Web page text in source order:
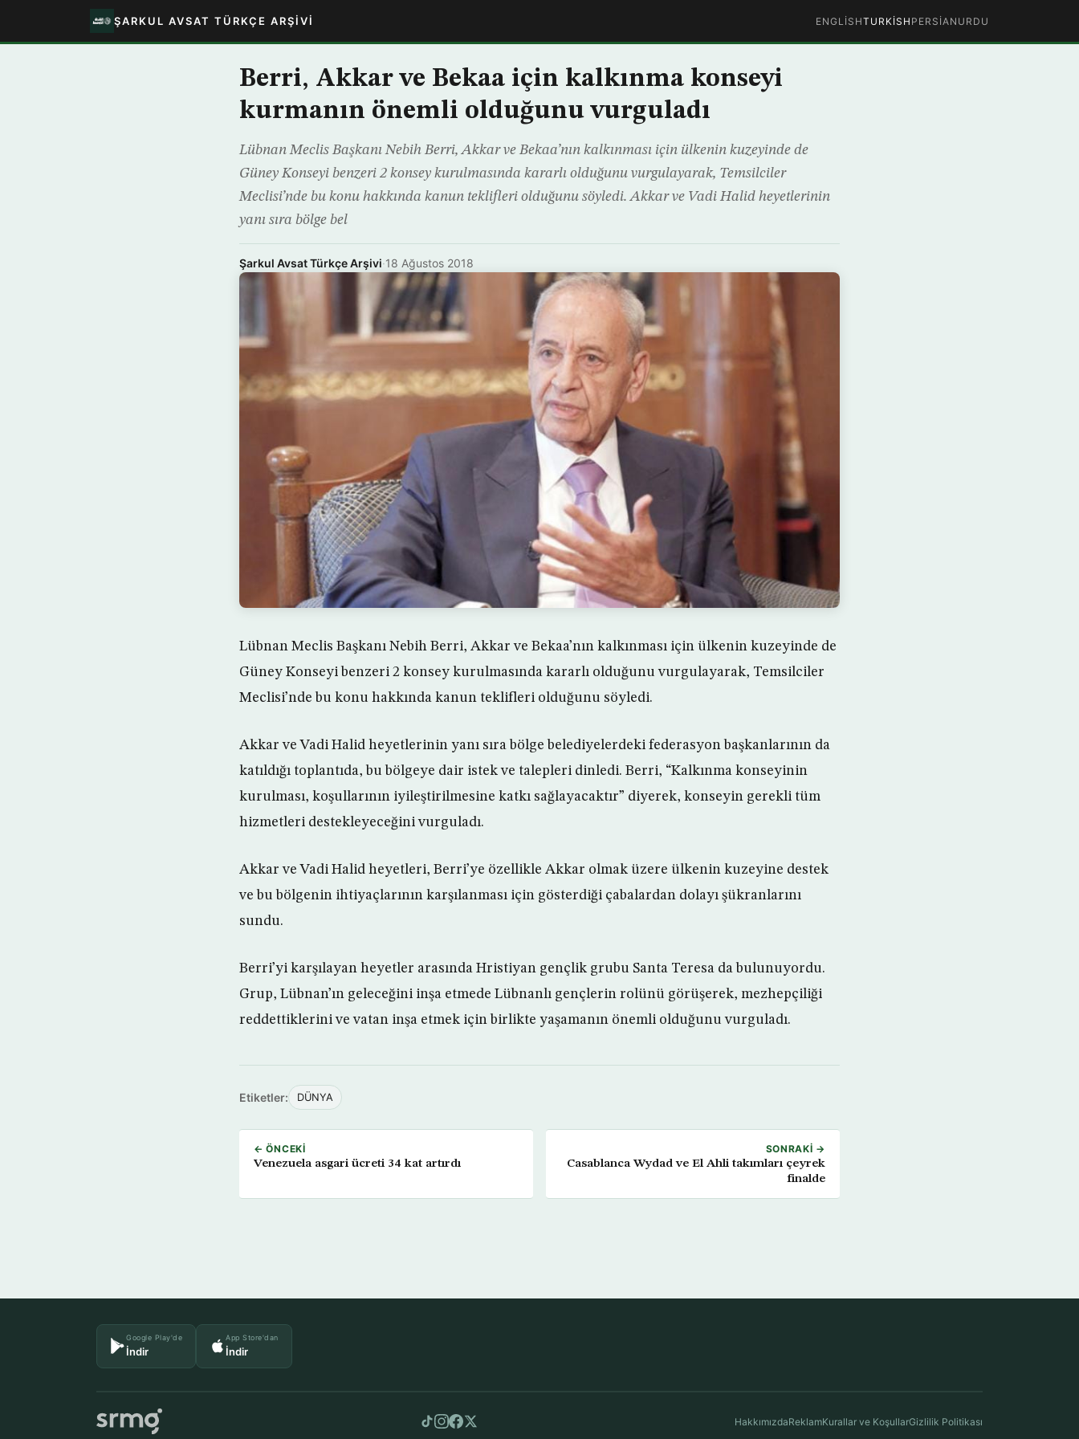
ŞARKUL AVSAT TÜRKÇE ARŞIVI ENGLISHTURKISH PERSIAN URDU
Berri, Akkar ve Bekaa için kalkınma konseyi
kurmanın önemli olduğunu vurguladı
Lübnan Meclis Başkanı Nebih Berri, Akkar ve Bekaa’nın kalkınması için ülkenin kuzeyinde de
Güney Konseyi benzeri 2 konsey kurulmasında kararlı olduğunu vurgulayarak, Temsilciler
Meclisi’nde bu konu hakkında kanun teklifleri olduğunu söyledi. Akkar ve Vadi Halid heyetlerinin
yanı sıra bölge bel
Şarkul Avsat Türkçe Arşivi·18 Ağustos 2018
Lübnan Meclis Başkanı Nebih Berri, Akkar ve Bekaa’nın kalkınması için ülkenin kuzeyinde de
Güney Konseyi benzeri 2 konsey kurulmasında kararlı olduğunu vurgulayarak, Temsilciler
Meclisi’nde bu konu hakkında kanun teklifleri olduğunu söyledi.
Akkar ve Vadi Halid heyetlerinin yanı sıra bölge belediyelerdeki federasyon başkanlarının da
katıldığı toplantıda, bu bölgeye dair istek ve talepleri dinledi. Berri, “Kalkınma konseyinin
kurulması, koşullarının iyileştirilmesine katkı sağlayacaktır” diyerek, konseyin gerekli tüm
hizmetleri destekleyeceğini vurguladı.
Akkar ve Vadi Halid heyetleri, Berri’ye özellikle Akkar olmak üzere ülkenin kuzeyine destek
ve bu bölgenin ihtiyaçlarının karşılanması için gösterdiği çabalardan dolayı şükranlarını
sundu.
Berri’yi karşılayan heyetler arasında Hristiyan gençlik grubu Santa Teresa da bulunuyordu.
Grup, Lübnan’ın geleceğini inşa etmede Lübnanlı gençlerin rolünü görüşerek, mezhepçiliği
reddettiklerini ve vatan inşa etmek için birlikte yaşamanın önemli olduğunu vurguladı.
Etiketler: DÜNYA
← ÖNCEKI
Venezuela asgari ücreti 34 kat artırdı
SONRAKI →
Casablanca Wydad ve El Ahli takımları çeyrek
finalde
Google Play'de
İndir
App Store'dan
İndir
HakkımızdaReklamKurallar ve KoşullarGizlilik Politikası